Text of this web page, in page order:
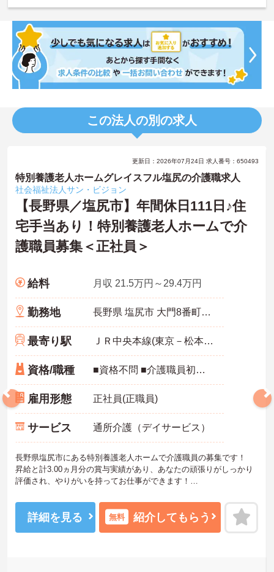
この法人の別の求人
更新日：2026年07月24日 求人番号：650493
特別養護老人ホームグレイスフル塩尻の介護職求人
社会福祉法人サン・ビジョン
【長野県／塩尻市】年間休日111日♪住
宅手当あり！特別養護老人ホームで介
護職員募集＜正社員＞
給料 月収 21.5万円～29.4万円
勤務地 長野県 塩尻市 大門8番町9-10
最寄り駅 ＪＲ中央本線(東京－松本)「塩尻駅」徒歩1分
資格/職種 ■資格不問 ■介護職員初任者研修（ホームヘルパー2級）以上あれば尚可 ■普通自動車運転免許（AT限定可） あれば尚可
雇用形態 正社員(正職員)
サービス 通所介護（デイサービス）
長野県塩尻市にある特別養護老人ホームで介護職員の募集です！
昇給と計3.00ヵ月分の賞与実績があり、あなたの頑張りがしっかり
評価され、やりがいを持ってお仕事ができます！
ご自身のライフスタイルに合わせた交通手段が選べます♪
ご興味ある方は面接ポイントをお伝えしますので、お気軽にご連絡
詳細を見る 無料 紹介してもらう